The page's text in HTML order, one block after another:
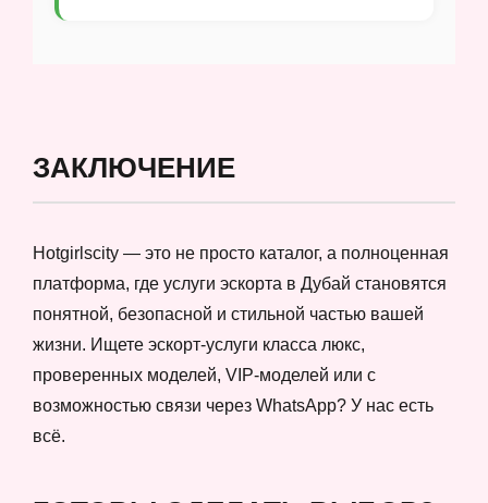
ЗАКЛЮЧЕНИЕ
Hotgirlscity — это не просто каталог, а полноценная
платформа, где услуги эскорта в Дубай становятся
понятной, безопасной и стильной частью вашей
жизни. Ищете эскорт-услуги класса люкс,
проверенных моделей, VIP-моделей или с
возможностью связи через WhatsApp? У нас есть
всё.